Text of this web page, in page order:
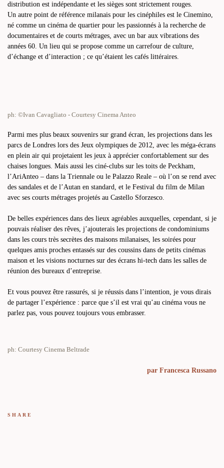
distribution est indépendante et les sièges sont strictement rouges.
Un autre point de référence milanais pour les cinéphiles est le Cinemino,
né comme un cinéma de quartier pour les passionnés à la recherche de
documentaires et de courts métrages, avec un bar aux vibrations des
années 60. Un lieu qui se propose comme un carrefour de culture,
d’échange et d’interaction ; ce qu’étaient les cafés littéraires.
ph: ©Ivan Cavagliato - Courtesy Cinema Anteo
Parmi mes plus beaux souvenirs sur grand écran, les projections dans les
parcs de Londres lors des Jeux olympiques de 2012, avec les méga-écrans
en plein air qui projetaient les jeux à apprécier confortablement sur des
chaises longues. Mais aussi les ciné-clubs sur les toits de Peckham,
l’AriAnteo – dans la Triennale ou le Palazzo Reale – où l’on se rend avec
des sandales et de l’Autan en standard, et le Festival du film de Milan
avec ses courts métrages projetés au Castello Sforzesco.
De belles expériences dans des lieux agréables auxquelles, cependant, si je
pouvais réaliser des rêves, j’ajouterais les projections de condominiums
dans les cours très secrètes des maisons milanaises, les soirées pour
quelques amis proches entassés sur des coussins dans de petits cinémas
maison et les visions nocturnes sur des écrans hi-tech dans les salles de
réunion des bureaux d’entreprise.
Et vous pouvez être rassurés, si je réussis dans l’intention, je vous dirais
de partager l’expérience : parce que s’il est vrai qu’au cinéma vous ne
parlez pas, vous pouvez toujours vous embrasser.
ph: Courtesy Cinema Beltrade
par Francesca Russano
SHARE